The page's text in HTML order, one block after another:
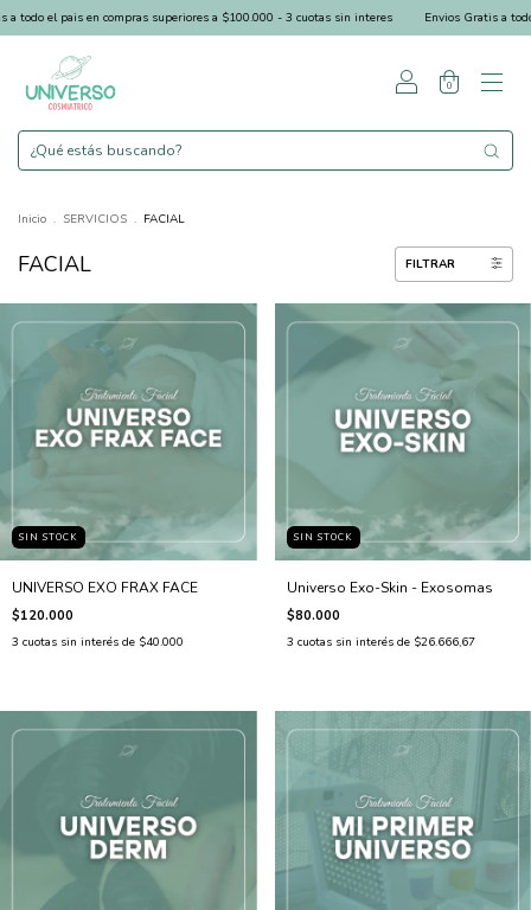
el pais en compras superiores a $100.000 - 3 cuotas sin interes Envios Gratis a todo el
0
Inicio . SERVICIOS . FACIAL
FACIAL FILTRAR
SIN STOCK
UNIVERSO EXO FRAX FACE
$120.000
3 cuotas sin interés de $40.000
SIN STOCK
Universo Exo-Skin - Exosomas
$80.000
3 cuotas sin interés de $26.666,67